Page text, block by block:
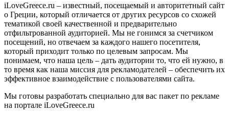
iLoveGreece.ru – известный, посещаемый и авторитетный сайт
о Греции, который отличается от других ресурсов со схожей
тематикой своей качественной и предварительно
отфильтрованной аудиторией. Мы не гонимся за счетчиком
посещений, но отвечаем за каждого нашего посетителя,
который приходит только по целевым запросам. Мы
понимаем, что наша цель – дать аудитории то, что ей нужно, в
то время как наша миссия для рекламодателей – обеспечить их
эффективное взаимодействие с пользователями сайта.
Мы готовы разработать специально для вас пакет по рекламе
на портале iLoveGreece.ru